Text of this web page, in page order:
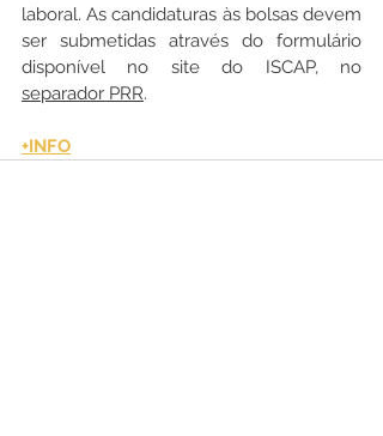
laboral. As candidaturas às bolsas devem
ser submetidas através do formulário
separador PRR.
+INFO